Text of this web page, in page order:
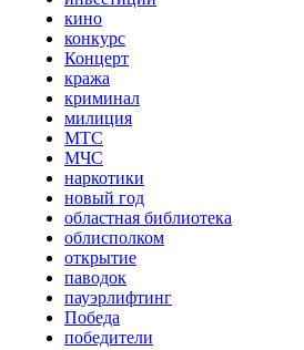
кино
конкурс
Концерт
кража
криминал
милиция
МТС
МЧС
наркотики
новый год
областная библиотека
облисполком
открытие
паводок
пауэрлифтинг
Победа
победители